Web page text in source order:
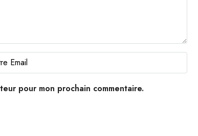
pour mon prochain commentaire.